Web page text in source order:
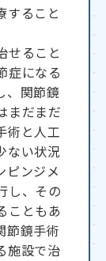
すること
せること
症になる
、関節鏡
まだまだ
術と人工
ない状況
ピンジメ
し、その
こともあ
節鏡手術
施設で治